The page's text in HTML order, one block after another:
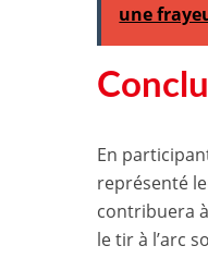
une
En
représenté
contribuera
le tir à l’arc